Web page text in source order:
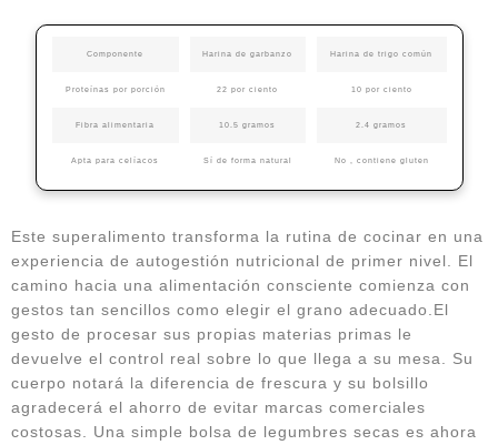
Componente Harina de garbanzo Harina de trigo común
Proteínas por porción 22 por ciento 10 por ciento
Fibra alimentaria 10.5 gramos 2.4 gramos
Apta para celíacos Sí de forma natural No , contiene gluten
Este superalimento transforma la rutina de cocinar en una
experiencia de autogestión nutricional de primer nivel. El
camino hacia una alimentación consciente comienza con
gestos tan sencillos como elegir el grano adecuado.El
gesto de procesar sus propias materias primas le
devuelve el control real sobre lo que llega a su mesa. Su
cuerpo notará la diferencia de frescura y su bolsillo
agradecerá el ahorro de evitar marcas comerciales
costosas. Una simple bolsa de legumbres secas es ahora